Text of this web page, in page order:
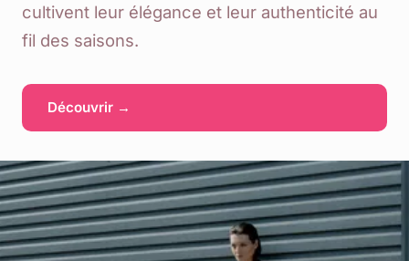
cultivent leur élégance et leur authenticité au
fil des saisons.
Découvrir →